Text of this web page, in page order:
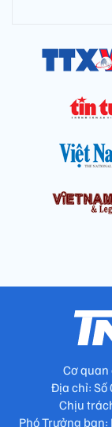
Cơ quan
Địa chỉ: Số
Chịu
Phó Trưởng ban: